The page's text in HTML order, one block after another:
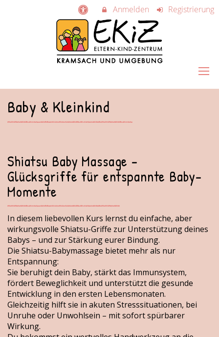
Anmelden Registrierung
Baby & Kleinkind
Shiatsu Baby Massage -
Glücksgriffe für entspannte Baby-
Momente
In diesem liebevollen Kurs lernst du einfache, aber
wirkungsvolle Shiatsu-Griffe zur Unterstützung deines
Babys – und zur Stärkung eurer Bindung.
Die Shiatsu-Babymassage bietet mehr als nur
Entspannung:
Sie beruhigt dein Baby, stärkt das Immunsystem,
fördert Beweglichkeit und unterstützt die gesunde
Entwicklung in den ersten Lebensmonaten.
Gleichzeitig hilft sie in akuten Stresssituationen, bei
Unruhe oder Unwohlsein – mit sofort spürbarer
Wirkung.